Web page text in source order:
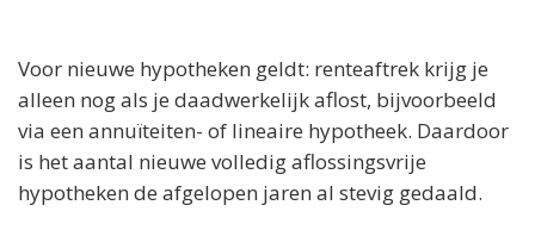
Voor nieuwe hypotheken geldt: renteaftrek krijg je
alleen nog als je daadwerkelijk aflost, bijvoorbeeld
via een annuïteiten- of lineaire hypotheek. Daardoor
is het aantal nieuwe volledig aflossingsvrije
hypotheken de afgelopen jaren al stevig gedaald.